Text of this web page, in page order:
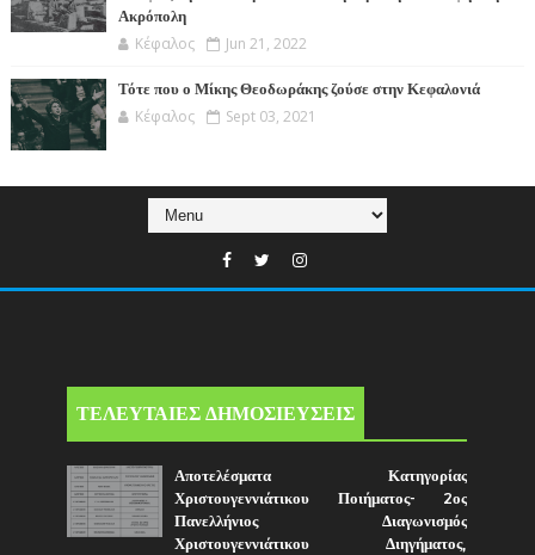
Ακρόπολη
Κέφαλος Jun 21, 2022
Τότε που ο Μίκης Θεοδωράκης ζούσε στην Κεφαλονιά
Κέφαλος Sept 03, 2021
ΤΕΛΕΥΤΑΙΕΣ ΔΗΜΟΣΙΕΥΣΕΙΣ
Αποτελέσματα Κατηγορίας
Χριστουγεννιάτικου Ποιήματος- 2ος
Πανελλήνιος Διαγωνισμός
Χριστουγεννιάτικου Διηγήματος,